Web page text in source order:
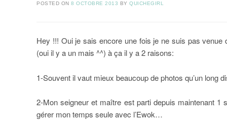
POSTED ON8 OCTOBRE 2013 BYQUICHEGIRL
Hey !!! Oui je sais encore une fois je ne suis pas
(oui il y a un mais ^^) à ça il y a 2 raisons:
1-Souvent il vaut mieux beaucoup de photos qu’un long
2-Mon seigneur et maître est parti depuis maintenant
gérer mon temps seule avec l’Ewok…